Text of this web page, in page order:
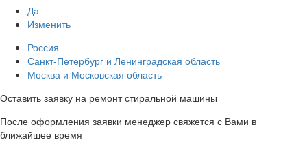
Да
Изменить
Россия
Санкт-Петербург и Ленинградская область
Москва и Московская область
Оставить заявку на ремонт стиральной машины
После оформления заявки менеджер свяжется с Вами в
ближайшее время